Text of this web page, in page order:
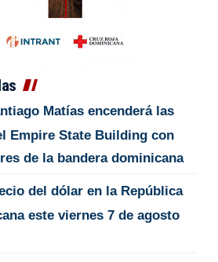
Matías encenderá las
Empire State Building con
de la bandera dominicana
del dólar en la República
este viernes 7 de agosto